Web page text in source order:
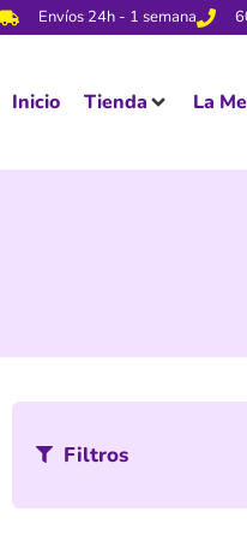
Envíos 24h - 1 semana
Inicio Tienda La
Filtros